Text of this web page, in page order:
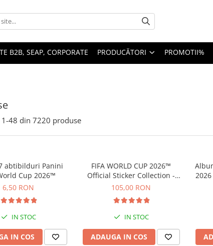
B2B, SEAP, CORPORATE PRODUCĂTORI PROMOTII%
1-48 din 7220 produse
abtibilduri Panini
Cup 2026™
6,50 RON
IN STOC
IN COS
FIFA WORLD CUP 2026™
Official Sticker Collection -
Update Set
105,00 RON
IN STOC
ADAUGA IN COS